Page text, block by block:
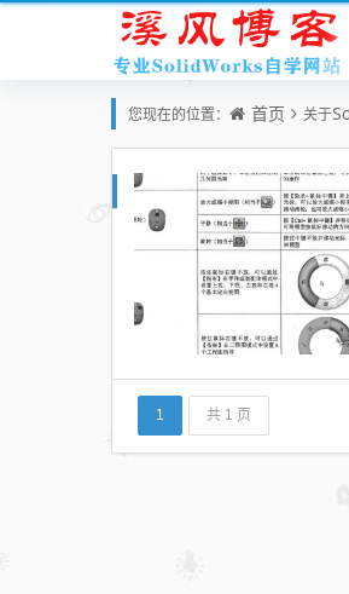
您现在的位置： 首页 关于
1 共 1 页